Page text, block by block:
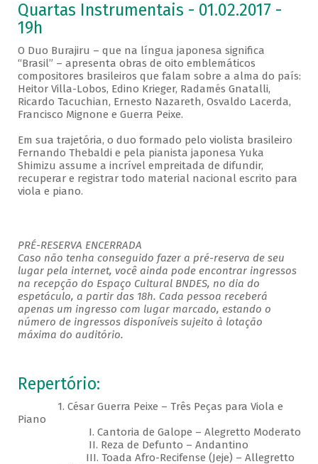
Quartas Instrumentais - 01.02.2017 -
19h
O Duo Burajiru – que na língua japonesa significa
“Brasil” – apresenta obras de oito emblemáticos
compositores brasileiros que falam sobre a alma do país:
Heitor Villa-Lobos, Edino Krieger, Radamés Gnatalli,
Ricardo Tacuchian, Ernesto Nazareth, Osvaldo Lacerda,
Francisco Mignone e Guerra Peixe.
Em sua trajetória, o duo formado pelo violista brasileiro
Fernando Thebaldi e pela pianista japonesa Yuka
Shimizu assume a incrível empreitada de difundir,
recuperar e registrar todo material nacional escrito para
viola e piano.
PRÉ-RESERVA ENCERRADA
Caso não tenha conseguido fazer a pré-reserva de seu
lugar pela internet, você ainda pode encontrar ingressos
na recepção do Espaço Cultural BNDES, no dia do
espetáculo, a partir das 18h. Cada pessoa receberá
apenas um ingresso com lugar marcado, estando o
número de ingressos disponíveis sujeito à lotação
máxima do auditório.
Repertório:
1. César Guerra Peixe – Três Peças para Viola e
Piano
I. Cantoria de Galope – Alegretto Moderato
II. Reza de Defunto – Andantino
III. Toada Afro-Recifense (Jeje) – Allegretto